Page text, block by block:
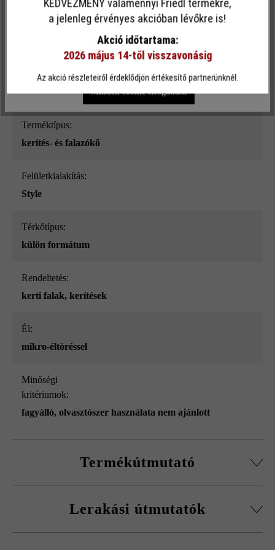
Felületi struktúra:
Szín:
platina árnyalt_ModulusPur
Terméktípus:
kerítés- és falazókő
Felületkialakítás:
Style
Térkőtípus:
külön formátum
Rendeltetés:
kerti falak, kerítések
él:
mikro-éltöréssel
Minőségi
kritériumok:
fagyálló, olvasztószer használata nem ajánlott
Termékútmutató
kövekkel, sarokkő-szettel és fedőlapokkal.
Lerakási útmutatók
Ez a webhely cookie-kat használ, hogy a lehető legjobb
funkcionalitást kínálja Önnek...További információ
Egyéni beállítások Csak funkcionális cookie elfogadása
Minden cookie elfogadása
KEDVEZMÉNY valamennyi Friedl termékre,
a jelenleg érvényes akcióban lévőkre is!
Akció időtartama:
2026 május 14-től visszavonásig
Az akció részleteiről érdeklődjön értékesítő partnerünknél.